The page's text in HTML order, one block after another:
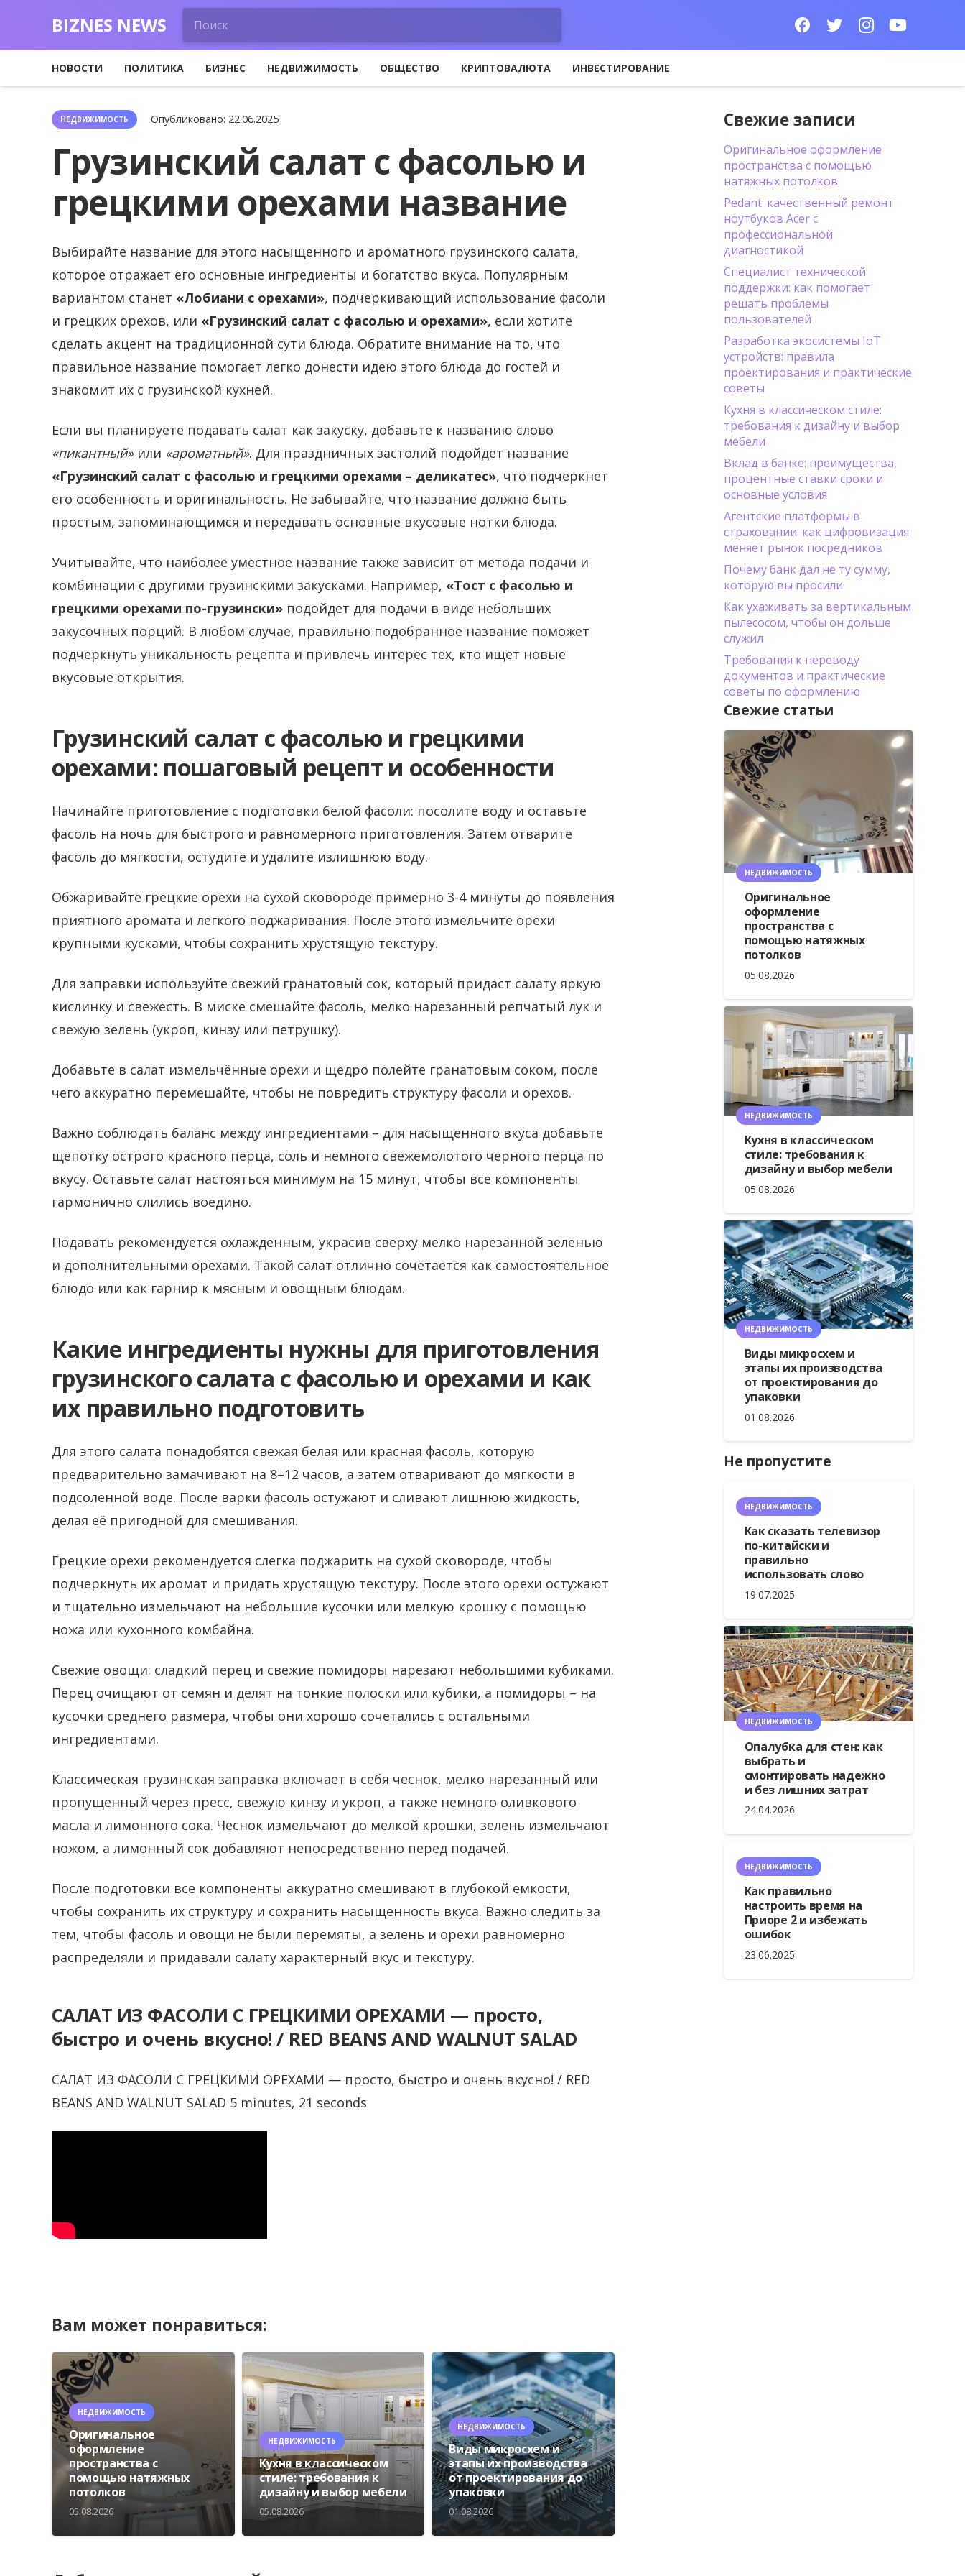
BIZNES NEWS
НОВОСТИ ПОЛИТИКА БИЗНЕС НЕДВИЖИМОСТЬ ОБЩЕСТВО КРИПТОВАЛЮТА ИНВЕСТИРОВАНИЕ
НЕДВИЖИМОСТЬ Опубликовано: 22.06.2025
Грузинский салат с фасолью и
грецкими орехами название
Выбирайте название для этого насыщенного и ароматного грузинского салата,
которое отражает его основные ингредиенты и богатство вкуса. Популярным
вариантом станет «Лобиани с орехами», подчеркивающий использование фасоли
и грецких орехов, или «Грузинский салат с фасолью и орехами», если хотите
сделать акцент на традиционной сути блюда. Обратите внимание на то, что
правильное название помогает легко донести идею этого блюда до гостей и
знакомит их с грузинской кухней.
Если вы планируете подавать салат как закуску, добавьте к названию слово
«пикантный»или «ароматный». Для праздничных застолий подойдет название
«Грузинский салат с фасолью и грецкими орехами – деликатес», что подчеркнет
его особенность и оригинальность. Не забывайте, что название должно быть
простым, запоминающимся и передавать основные вкусовые нотки блюда.
Учитывайте, что наиболее уместное название также зависит от метода подачи и
комбинации с другими грузинскими закусками. Например, «Тост с фасолью и
грецкими орехами по-грузински» подойдет для подачи в виде небольших
закусочных порций. В любом случае, правильно подобранное название поможет
подчеркнуть уникальность рецепта и привлечь интерес тех, кто ищет новые
вкусовые открытия.
Грузинский салат с фасолью и грецкими
орехами: пошаговый рецепт и особенности
Начинайте приготовление с подготовки белой фасоли: посолите воду и оставьте
фасоль на ночь для быстрого и равномерного приготовления. Затем отварите
фасоль до мягкости, остудите и удалите излишнюю воду.
Обжаривайте грецкие орехи на сухой сковороде примерно 3-4 минуты до появления
приятного аромата и легкого поджаривания. После этого измельчите орехи
крупными кусками, чтобы сохранить хрустящую текстуру.
Для заправки используйте свежий гранатовый сок, который придаст салату яркую
кислинку и свежесть. В миске смешайте фасоль, мелко нарезанный репчатый лук и
свежую зелень (укроп, кинзу или петрушку).
Добавьте в салат измельчённые орехи и щедро полейте гранатовым соком, после
чего аккуратно перемешайте, чтобы не повредить структуру фасоли и орехов.
Важно соблюдать баланс между ингредиентами – для насыщенного вкуса добавьте
щепотку острого красного перца, соль и немного свежемолотого черного перца по
вкусу. Оставьте салат настояться минимум на 15 минут, чтобы все компоненты
гармонично слились воедино.
Подавать рекомендуется охлажденным, украсив сверху мелко нарезанной зеленью
и дополнительными орехами. Такой салат отлично сочетается как самостоятельное
блюдо или как гарнир к мясным и овощным блюдам.
Какие ингредиенты нужны для приготовления
грузинского салата с фасолью и орехами и как
их правильно подготовить
Для этого салата понадобятся свежая белая или красная фасоль, которую
предварительно замачивают на 8–12 часов, а затем отваривают до мягкости в
подсоленной воде. После варки фасоль остужают и сливают лишнюю жидкость,
делая её пригодной для смешивания.
Грецкие орехи рекомендуется слегка поджарить на сухой сковороде, чтобы
подчеркнуть их аромат и придать хрустящую текстуру. После этого орехи остужают
и тщательно измельчают на небольшие кусочки или мелкую крошку с помощью
ножа или кухонного комбайна.
Свежие овощи: сладкий перец и свежие помидоры нарезают небольшими кубиками.
Перец очищают от семян и делят на тонкие полоски или кубики, а помидоры – на
кусочки среднего размера, чтобы они хорошо сочетались с остальными
ингредиентами.
Классическая грузинская заправка включает в себя чеснок, мелко нарезанный или
пропущенный через пресс, свежую кинзу и укроп, а также немного оливкового
масла и лимонного сока. Чеснок измельчают до мелкой крошки, зелень измельчают
ножом, а лимонный сок добавляют непосредственно перед подачей.
После подготовки все компоненты аккуратно смешивают в глубокой емкости,
чтобы сохранить их структуру и сохранить насыщенность вкуса. Важно следить за
тем, чтобы фасоль и овощи не были перемяты, а зелень и орехи равномерно
распределяли и придавали салату характерный вкус и текстуру.
САЛАТ ИЗ ФАСОЛИ С ГРЕЦКИМИ ОРЕХАМИ — просто,
быстро и очень вкусно! / RED BEANS AND WALNUT SALAD
САЛАТ ИЗ ФАСОЛИ С ГРЕЦКИМИ ОРЕХАМИ — просто, быстро и очень вкусно! / RED
BEANS AND WALNUT SALAD 5 minutes, 21 seconds
Вам может понравиться:
НЕДВИЖИМОСТЬ
Оригинальное
оформление
пространства с
помощью натяжных
потолков
05.08.2026
НЕДВИЖИМОСТЬ
Кухня в классическом
стиле: требования к
дизайну и выбор мебели
05.08.2026
НЕДВИЖИМОСТЬ
Виды микросхем и
этапы их производства
от проектирования до
упаковки
01.08.2026
Свежие записи
Оригинальное оформление
пространства с помощью
натяжных потолков
Pedant: качественный ремонт
ноутбуков Acer с
профессиональной
диагностикой
Специалист технической
поддержки: как помогает
решать проблемы
пользователей
Разработка экосистемы IoT
устройств: правила
проектирования и практические
советы
Кухня в классическом стиле:
требования к дизайну и выбор
мебели
Вклад в банке: преимущества,
процентные ставки сроки и
основные условия
Агентские платформы в
страховании: как цифровизация
меняет рынок посредников
Почему банк дал не ту сумму,
которую вы просили
Как ухаживать за вертикальным
пылесосом, чтобы он дольше
служил
Требования к переводу
документов и практические
советы по оформлению
Свежие статьи
НЕДВИЖИМОСТЬ
Оригинальное
оформление
пространства с
помощью натяжных
потолков
05.08.2026
НЕДВИЖИМОСТЬ
Кухня в классическом
стиле: требования к
дизайну и выбор мебели
05.08.2026
НЕДВИЖИМОСТЬ
Виды микросхем и
этапы их производства
от проектирования до
упаковки
01.08.2026
Не пропустите
НЕДВИЖИМОСТЬ
Как сказать телевизор
по-китайски и
правильно
использовать слово
19.07.2025
НЕДВИЖИМОСТЬ
Опалубка для стен: как
выбрать и
смонтировать надежно
и без лишних затрат
24.04.2026
НЕДВИЖИМОСТЬ
Как правильно
настроить время на
Приоре 2 и избежать
ошибок
23.06.2025